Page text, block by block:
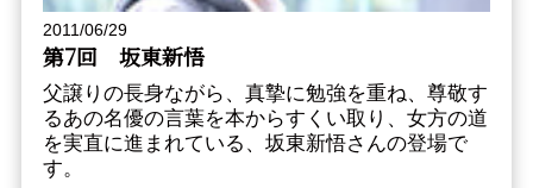
2011/06/29
第7回 坂東新悟
父譲りの長身ながら、真摯に勉強を重ね、尊敬す
るあの名優の言葉を本からすくい取り、女方の道
を実直に進まれている、坂東新悟さんの登場で
す。